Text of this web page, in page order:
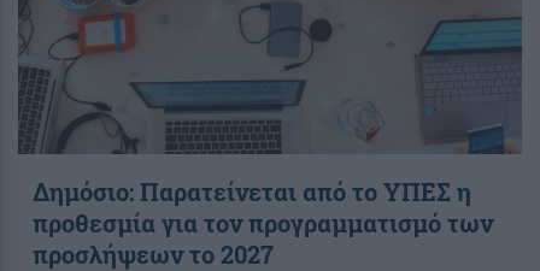
Δημόσιο: Παρατείνεται από το ΥΠΕΣ η
προθεσμία για τον προγραμματισμό των
προσλήψεων το 2027